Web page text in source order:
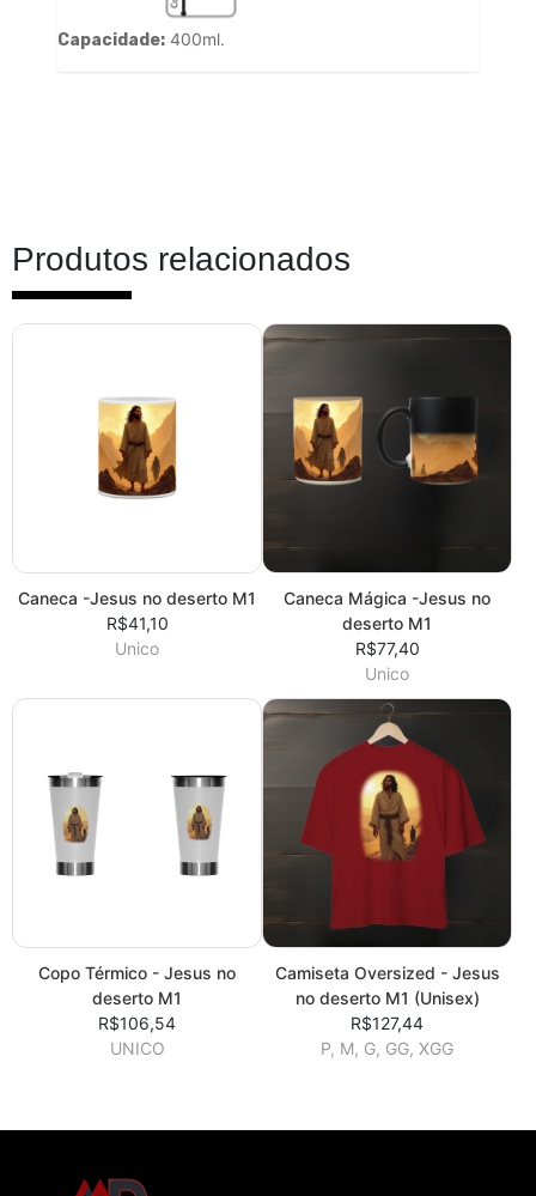
Capacidade: 400ml.
Produtos relacionados
Caneca -Jesus no deserto M1
R$41,10
Unico
Caneca Mágica -Jesus no
deserto M1
R$77,40
Unico
Copo Térmico - Jesus no
deserto M1
R$106,54
UNICO
Camiseta Oversized - Jesus
no deserto M1 (Unisex)
R$127,44
P, M, G, GG, XGG